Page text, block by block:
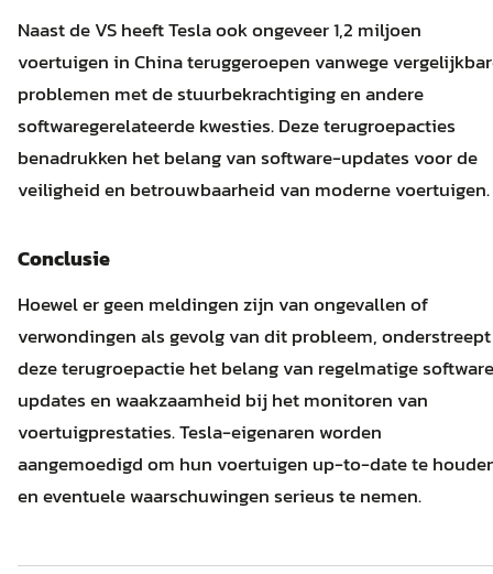
Naast de VS heeft Tesla ook ongeveer 1,2 miljoen
voertuigen in China teruggeroepen vanwege
problemen met de stuurbekrachtiging en andere
softwaregerelateerde kwesties.Deze terugroepacties
benadrukken het belang van software-updates voor de
veiligheid en betrouwbaarheid van moderne voertuigen.
Conclusie
Hoewel er geen meldingen zijn van ongevallen of
verwondingen als gevolg van dit probleem, onderstreept
deze terugroepactie het belang van regelmatige
updates en waakzaamheid bij het monitoren van
voertuigprestaties.Tesla-eigenaren worden
aangemoedigd om hun voertuigen up-to-date te
en eventuele waarschuwingen serieus te nemen.